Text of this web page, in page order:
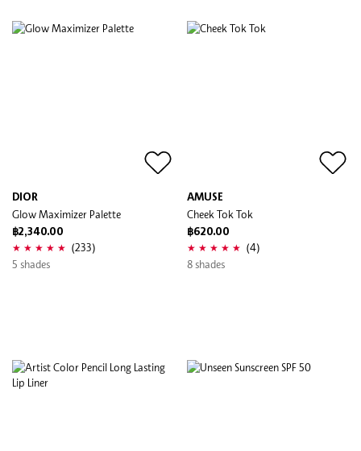
DIOR
Glow Maximizer Palette
฿2,340.00
(233)
5 shades
AMUSE
Cheek Tok Tok
฿620.00
(4)
8 shades